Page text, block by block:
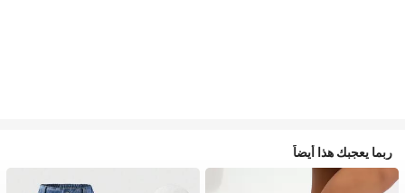
ربما يعجبك هذا أيضاً